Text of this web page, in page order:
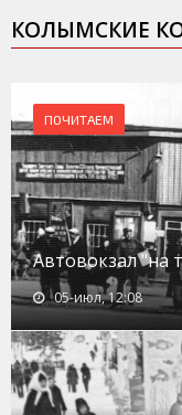
КОЛЫМСКИЕ
ПОЧИТАЕМ
Автовокзал "на
05-июл, 12:08